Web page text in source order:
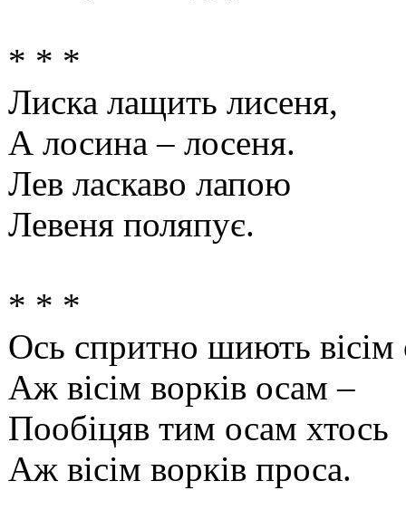
* * *
Лиска лащить лисеня,
А лосина – лосеня.
Лев ласкаво лапою
Левеня поляпує.
* * *
Ось спритно шиють вісім
Аж вісім ворків осам –
Пообіцяв тим осам хтось
Аж вісім ворків проса.